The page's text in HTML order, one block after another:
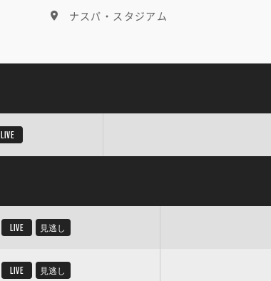
ナスパ・スタジアム
LIVE
LIVE 見逃し
LIVE 見逃し